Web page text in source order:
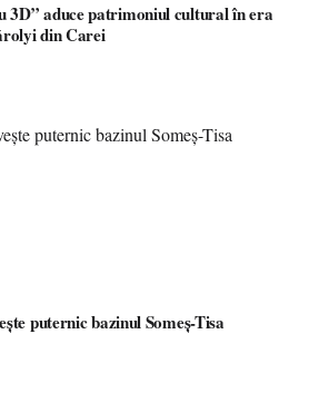
3D” aduce patrimoniul cultural în era
din Carei
puternic bazinul Someș-Tisa